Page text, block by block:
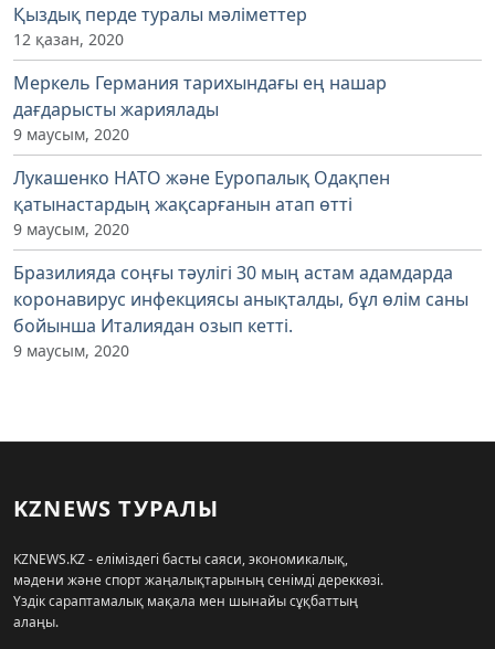
Қыздық перде туралы мәліметтер
12 қазан, 2020
Меркель Германия тарихындағы ең нашар
дағдарысты жариялады
9 маусым, 2020
Лукашенко НАТО және Еуропалық Одақпен
қатынастардың жақсарғанын атап өтті
9 маусым, 2020
Бразилияда соңғы тәулігі 30 мың астам адамдарда
коронавирус инфекциясы анықталды, бұл өлім саны
бойынша Италиядан озып кетті.
9 маусым, 2020
KZNEWS ТУРАЛЫ
KZNEWS.KZ - еліміздегі басты саяси, экономикалық,
мәдени және спорт жаңалықтарының сенімді дереккөзі.
Үздік сараптамалық мақала мен шынайы сұқбаттың
алаңы.